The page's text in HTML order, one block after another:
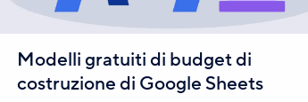
Modelli gratuiti di budget di
costruzione di Google Sheets